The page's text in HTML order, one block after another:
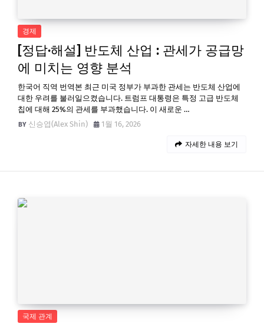
경제
[정답·해설] 반도체 산업 : 관세가 공급망
에 미치는 영향 분석
한국어 직역 번역본 최근 미국 정부가 부과한 관세는 반도체 산업에
대한 우려를 불러일으켰습니다. 트럼프 대통령은 특정 고급 반도체
칩에 대해 25%의 관세를 부과했습니다. 이 새로운 …
신승엽(Alex Shin)
1월 16, 2026
자세한 내용 보기
국제 관계